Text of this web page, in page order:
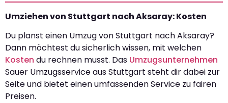
Umziehen von Stuttgart nach Aksaray: Kosten
Du planst einen Umzug von Stuttgart nach Aksaray?
Dann möchtest du sicherlich wissen, mit welchen
Kosten du rechnen musst. Das Umzugsunternehmen
Sauer Umzugsservice aus Stuttgart steht dir dabei zur
Seite und bietet einen umfassenden Service zu fairen
Preisen.